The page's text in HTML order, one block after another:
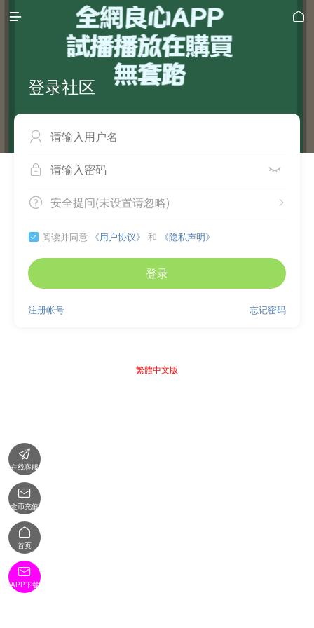
 
登录社区

 
 
安全提问(未设置请忽略)
 阅读并同意 《用户协议》 和 《隐私声明》
登录
忘记密码
注册帐号
繁體中文版

在线客服

金币充值

首页

APP下载